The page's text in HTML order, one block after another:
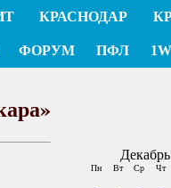
КРАСНОДАР
ФОРУМ ПФЛ
Пн Вт Ср Чт